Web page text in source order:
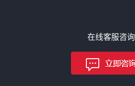
在线客服咨询